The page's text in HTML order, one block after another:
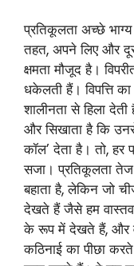
प्रतिकूलता अच्छे
तहत, अपने लिए और
क्षमता मौजूद है।
धकेलती हैं। विपत्ति
शालीनता से हिला
और सिखाता है कि
कॉल’ देता है। तो,
सजा। प्रतिकूलता
बहाता है, लेकिन जो
देखते हैं जैसे हम वास्तव
के रूप में देखते हैं, और
कठिनाई का पीछा